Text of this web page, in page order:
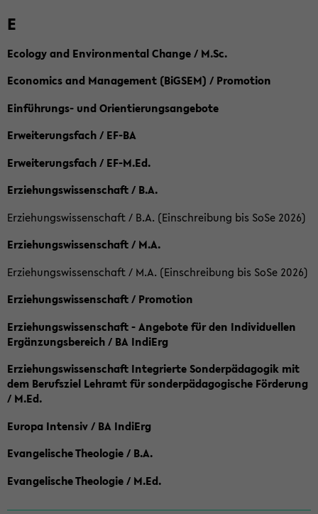
E
Ecology and Environmental Change / M.Sc.
Economics and Management (BiGSEM) / Promotion
Einführungs- und Orientierungsangebote
Erweiterungsfach / EF-BA
Erweiterungsfach / EF-M.Ed.
Erziehungswissenschaft / B.A.
Erziehungswissenschaft / B.A. (Einschreibung bis SoSe 2026)
Erziehungswissenschaft / M.A.
Erziehungswissenschaft / M.A. (Einschreibung bis SoSe 2026)
Erziehungswissenschaft / Promotion
Erziehungswissenschaft - Angebote für den Individuellen
Ergänzungsbereich / BA IndiErg
Erziehungswissenschaft Integrierte Sonderpädagogik mit
dem Berufsziel Lehramt für sonderpädagogische Förderung
/ M.Ed.
Europa Intensiv / BA IndiErg
Evangelische Theologie / B.A.
Evangelische Theologie / M.Ed.